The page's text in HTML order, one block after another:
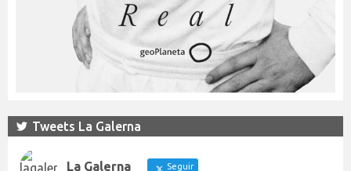
Tweets La Galerna
La Galerna Seguir